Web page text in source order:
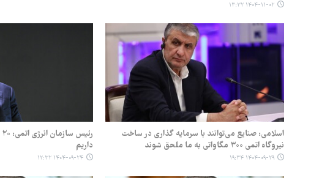
۱۴۰۴-۱۱-۰۲ ۱۳:۳۲
اسلامی: صنایع می‌توانند با سرمایه گذاری در ساخت
نیروگاه اتمی ۳۰۰ مگاواتی به ما ملحق شوند
۱۴۰۴-۰۹-۲۹ ۱۹:۳۴
داریم
۱۴۰۴-۰۹-۲۴ ۱۲:۳۲